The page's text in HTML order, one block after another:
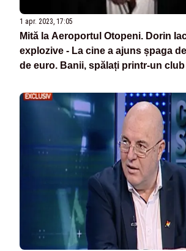
1 apr. 2023, 17:05
Mită la Aeroportul Otopeni. Dorin
explozive - La cine a ajuns șpaga
de euro. Banii, spălați printr-un club